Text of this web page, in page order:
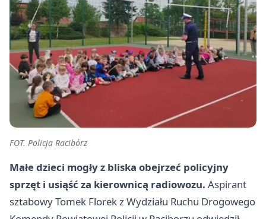
FOT. Policja Racibórz
Małe dzieci mogły z bliska obejrzeć policyjny
sprzęt i usiąść za kierownicą radiowozu. Aspirant
sztabowy Tomek Florek z Wydziału Ruchu Drogowego